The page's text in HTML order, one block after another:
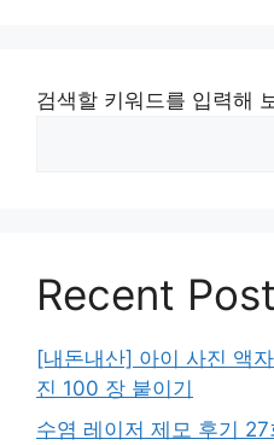
검색할 키워드를 입력해
Recent
[내돈내산] 아이 사진 액
진 100 장 붙이기
수염 레이저 제모 후기